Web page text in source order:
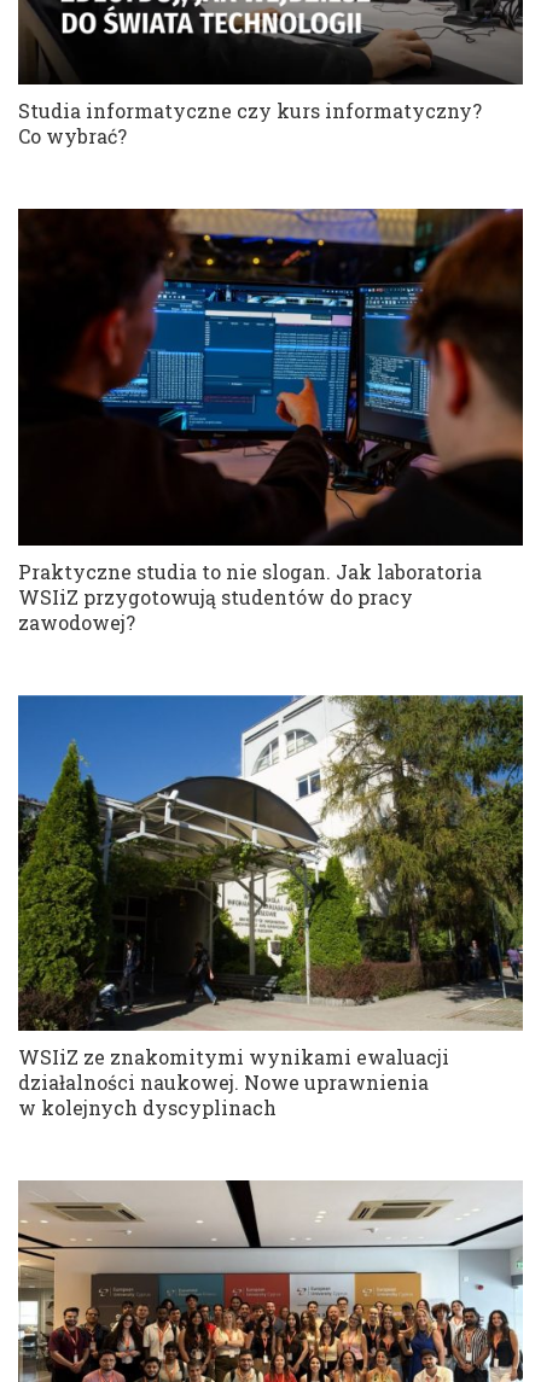
Studia informatyczne czy kurs informatyczny?
Co wybrać?
Praktyczne studia to nie slogan. Jak laboratoria
WSIiZ przygotowują studentów do pracy
zawodowej?
WSIiZ ze znakomitymi wynikami ewaluacji
działalności naukowej. Nowe uprawnienia
w kolejnych dyscyplinach